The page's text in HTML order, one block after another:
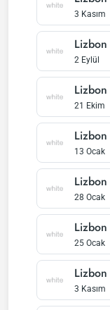
3 Kasım
Lizbon
2 Eylül
Lizbon
21 Ekim
Lizbon
13 Ocak
Lizbon
28 Ocak
Lizbon
25 Ocak
Lizbon
3 Kasım